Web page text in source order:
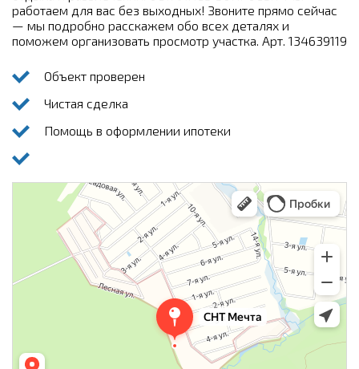
работаем для вас без выходных! Звоните прямо сейчас
— мы подробно расскажем обо всех деталях и
поможем организовать просмотр участка. Арт. 134639119
Объект проверен
Чистая сделка
Помощь в оформлении ипотеки